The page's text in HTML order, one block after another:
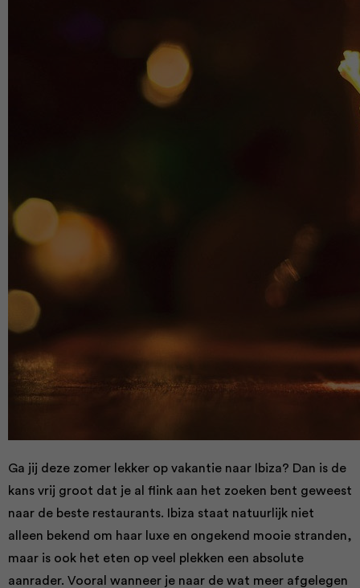
Ga jij deze zomer lekker op vakantie naar Ibiza? Dan is de
kans vrij groot dat je al flink aan het zoeken bent geweest
naar de beste restaurants. Ibiza staat natuurlijk niet
alleen bekend om haar luxe en ongekend mooie stranden,
maar is ook het eten op veel plekken een absolute
aanrader. Vooral wanneer je naar de wat meer afgelegen